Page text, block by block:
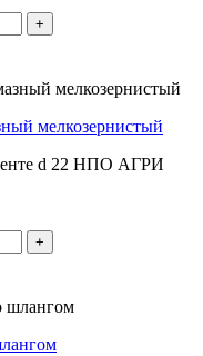
+
мелкозернистый
d 22 НПО АГРИ
+